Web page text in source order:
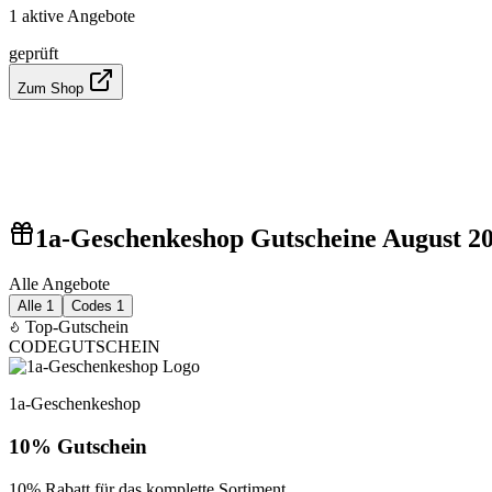
1 aktive Angebote
geprüft
Zum Shop
1a-Geschenkeshop Gutscheine August
Alle Angebote
Alle 1 Codes 1
Top-Gutschein
CODEGUTSCHEIN
1a-Geschenkeshop
10% Gutschein